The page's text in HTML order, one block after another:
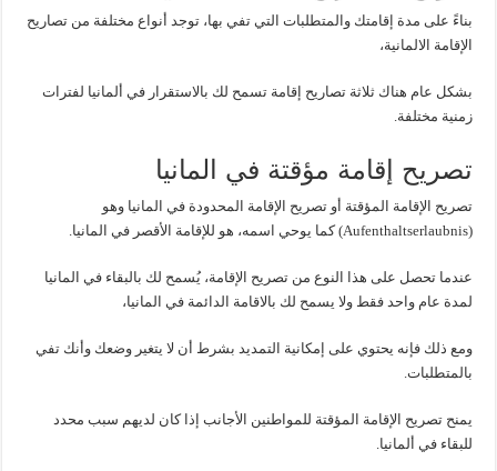
بناءً على مدة إقامتك والمتطلبات التي تفي بها، توجد أنواع مختلفة من تصاريح
الإقامة الالمانية،
بشكل عام هناك ثلاثة تصاريح إقامة تسمح لك بالاستقرار في ألمانيا لفترات
زمنية مختلفة.
تصريح إقامة مؤقتة في المانيا
تصريح الإقامة المؤقتة أو تصريح الإقامة المحدودة في المانيا وهو
(Aufenthaltserlaubnis) كما يوحي اسمه، هو للإقامة الأقصر في المانيا.
عندما تحصل على هذا النوع من تصريح الإقامة، يُسمح لك بالبقاء في المانيا
لمدة عام واحد فقط ولا يسمح لك بالاقامة الدائمة في المانيا،
ومع ذلك فإنه يحتوي على إمكانية التمديد بشرط أن لا يتغير وضعك وأنك تفي
بالمتطلبات.
يمنح تصريح الإقامة المؤقتة للمواطنين الأجانب إذا كان لديهم سبب محدد
للبقاء في ألمانيا.